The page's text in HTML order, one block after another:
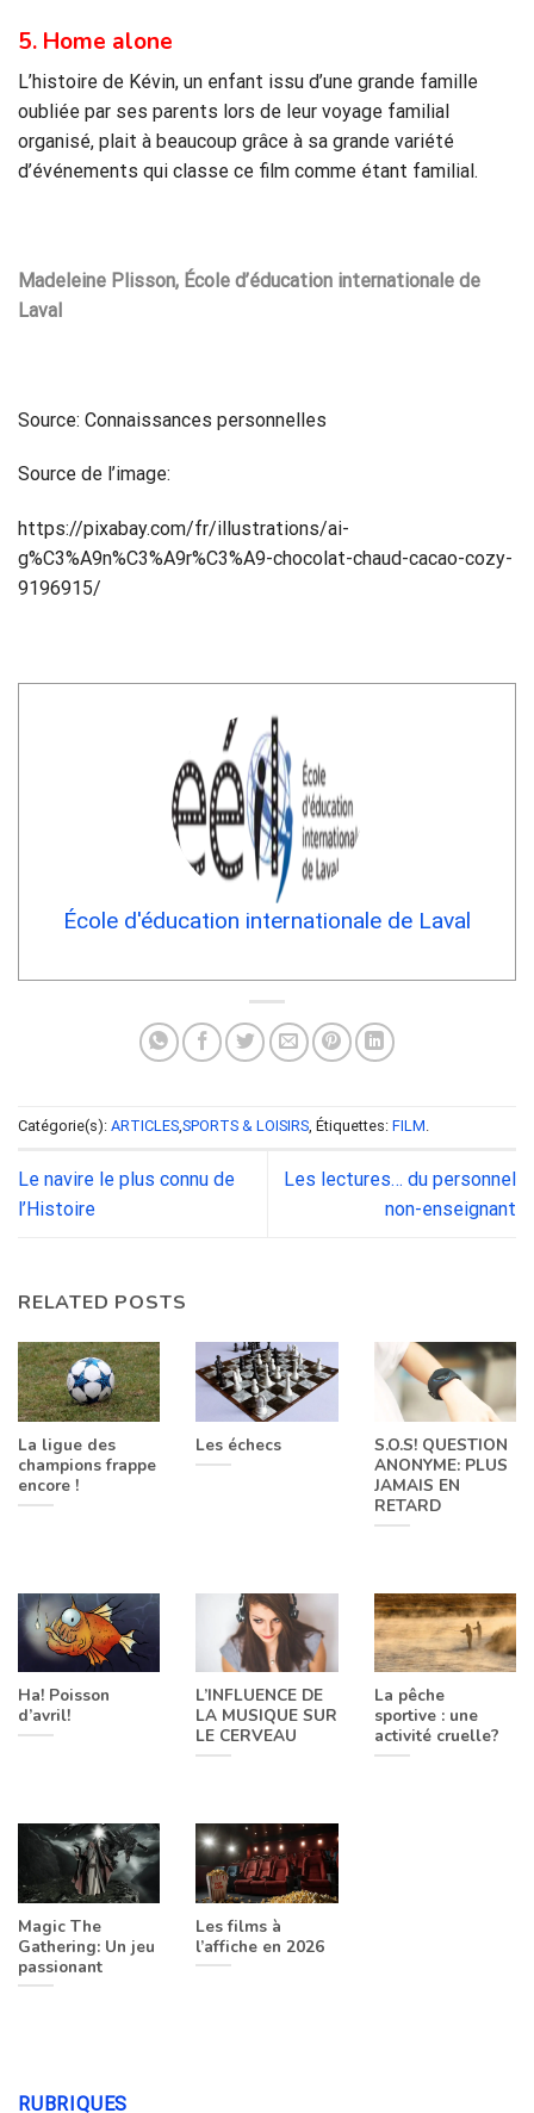
5. Home alone
L’histoire de Kévin, un enfant issu d’une grande famille
oubliée par ses parents lors de leur voyage familial
organisé, plait à beaucoup grâce à sa grande variété
d’événements qui classe ce film comme étant familial.
Madeleine Plisson, École d’éducation internationale de
Laval
Source: Connaissances personnelles
Source de l’image:
https://pixabay.com/fr/illustrations/ai-
g%C3%A9n%C3%A9r%C3%A9-chocolat-chaud-cacao-cozy-
9196915/
École d'éducation internationale de Laval
Catégorie(s): ARTICLES,SPORTS & LOISIRS, Étiquettes: FILM.
Le navire le plus connu de
l’Histoire
Les lectures… du personnel
non-enseignant
RELATED POSTS
La ligue des
champions frappe
encore !
Les échecs
S.O.S! QUESTION
ANONYME: PLUS
JAMAIS EN
RETARD
Ha! Poisson
d’avril!
L’INFLUENCE DE
LA MUSIQUE SUR
LE CERVEAU
La pêche
sportive : une
activité cruelle?
Magic The
Gathering: Un jeu
passionant
Les films à
l’affiche en 2026
RUBRIQUES